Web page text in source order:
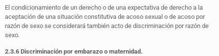
El condicionamiento de un derecho o de una expectativa de derecho a la
aceptación de una situación constitutiva de acoso sexual o de acoso por
razón de sexo se considerará también acto de discriminación por razón de
sexo.
2.3.6 Discriminación por embarazo o maternidad.